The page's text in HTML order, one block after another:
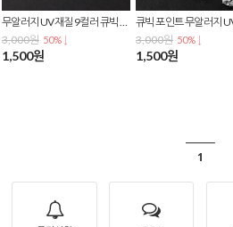
무알러지 UV재질 9컬러 큐빅 포인트 투명 아크릴 실리콘 바벨 피어싱 P-0059
3,000원 50% ↓
1,500원
3,000원 50% ↓
1,500원
1